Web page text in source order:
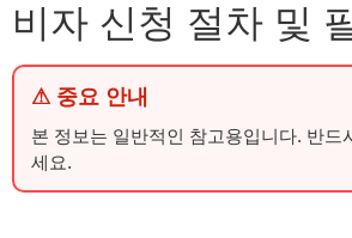
비자 신청 절차 및
⚠ 중요 안내
본 정보는 일반적인 참고용입니다. 반드
세요.